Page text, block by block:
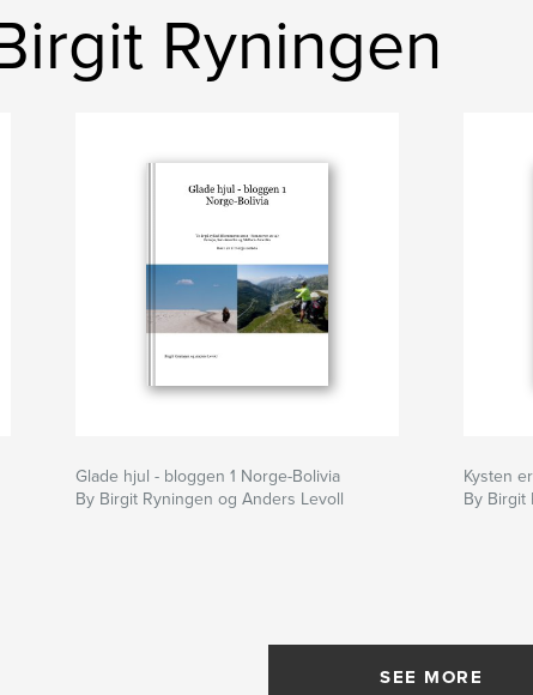
Ryningen
Glade hjul - bloggen 1 Norge-Bolivia
By Birgit Ryningen og Anders Levoll
Kysten
By Birgit
SEE MORE